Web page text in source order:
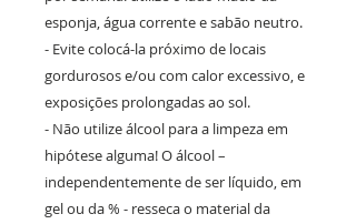
esponja, água corrente e sabão neutro.
- Evite colocá-la próximo de locais
gordurosos e/ou com calor excessivo, e
exposições prolongadas ao sol.
- Não utilize álcool para a limpeza em
hipótese alguma! O álcool –
independentemente de ser líquido, em
gel ou da % - resseca o material da